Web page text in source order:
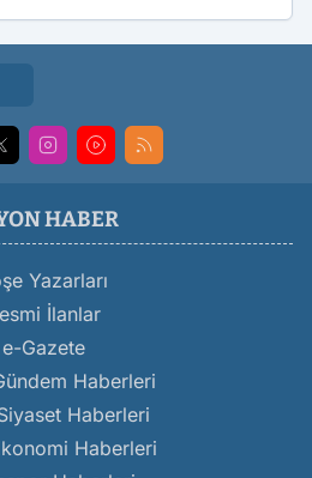
HABER
Yazarları
İlanlar
e-Gazete
Haberleri
Haberleri
Haberleri